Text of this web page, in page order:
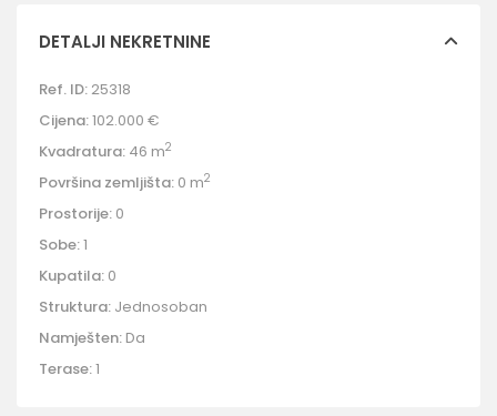
DETALJI NEKRETNINE
Ref. ID: 25318
Cijena:102.000 €
Kvadratura: 46 m2
Površina zemljišta: 0 m2
Prostorije: 0
Sobe:1
Kupatila: 0
Struktura: Jednosoban
Namješten: Da
Terase:1